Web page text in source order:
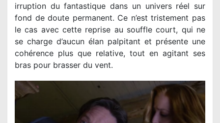
irruption du fantastique dans un univers réel sur
fond de doute permanent. Ce n’est tristement pas
le cas avec cette reprise au souffle court, qui ne
se charge d’aucun élan palpitant et présente une
cohérence plus que relative, tout en agitant ses
bras pour brasser du vent.